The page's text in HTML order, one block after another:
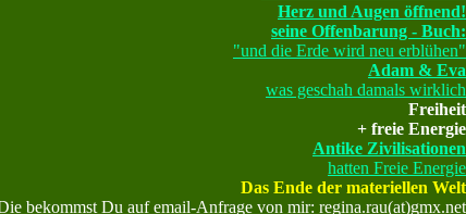
Herz und Augen öffnend!
seine Offenbarung - Buch:
"und die Erde wird neu erblühen"
Adam & Eva
was geschah damals wirklich
Freiheit
+ freie Energie
Antike Zivilisationen
hatten Freie Energie
Das Ende der materiellen Welt
bekommst Du auf email-Anfrage von mir: regina.rau(at)gmx.net